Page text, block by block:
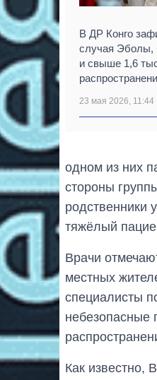
В ДР Конго
случая Эболы,
и свыше 1,6
23 мая 2026, 11:44
одном из них
стороны
родственники
тяжёлый
Врачи
местных
специалисты
небезопасные
Как известно,